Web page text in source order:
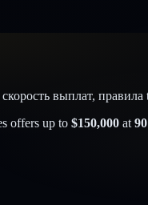
выплат,
offers up to $150,000 at 90